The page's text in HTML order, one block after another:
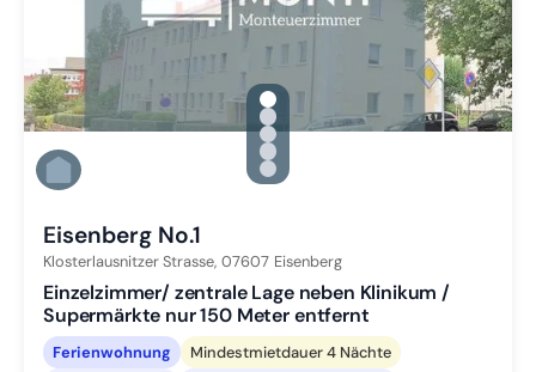
gallery.slide_selector
Zu Slide 1 wechseln
Zu Slide 2 wechseln
Zu Slide 3 wechseln
Zu Slide 4 wechseln
Zu Slide 5 wechseln
Eisenberg No.1
Klosterlausnitzer Strasse, 07607 Eisenberg
Einzelzimmer/ zentrale Lage neben Klinikum /
Supermärkte nur 150 Meter entfernt
Ferienwohnung
Mindestmietdauer 4 Nächte